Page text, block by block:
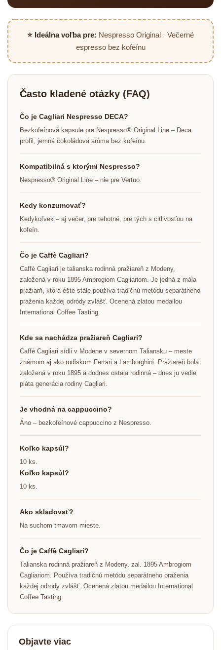
⭐ Ideálna voľba pre: Nespresso Original · Večerné
espresso bez kofeínu
Často kladené otázky (FAQ)
Čo je Cagliari Nespresso DECA?
Bezkofeínová kapsule pre Nespresso® Original Line – Deca
profil, jemná čokoládová aróma bez kofeínu.
Kompatibilná s ktorými Nespresso?
Nespresso® Original Line – nie pre Vertuo.
Kedy konzumovať?
Kedykoľvek – aj večer, pre tehotné, pre tých s citlivosťou na
kofeín.
Čo je Caffè Cagliari?
Caffè Cagliari je talianska rodinná pražiareň z Modeny,
založená v roku 1895 Ambrogiom Cagliariom. Je jedná z mála
pražiarň, ktorá ešte stále používa tradičnú metódu separátneho
praženia každej odródy zvlášť. Ocenená zlatou medailou
International Coffee Tasting.
Kde sa nachádza pražiareň Cagliari?
Caffè Cagliari sídli v Modene v severnom Taliansku – meste
známom aj ako rodiskom Ferrari a Lamborghini. Pražiareň bola
založená v roku 1895 a dodnes ostala rodinná – dnes ju vedie
piáta generácia rodiny Cagliari.
Je vhodná na cappuccino?
Áno – bezkofeínové cappuccino z Nespresso.
Koľko kapsúl?
10 ks.
Koľko kapsúl?
10 ks.
Ako skladovať?
Na suchom tmavom mieste.
Čo je Caffè Cagliari?
Talianska rodinná pražiareň z Modeny, zal. 1895 Ambrogiom
Cagliariom. Používa tradičnú metódu separátneho praženia
každej odrody zvlášť. Ocenená zlatou medailou International
Coffee Tasting.
Objavte viac